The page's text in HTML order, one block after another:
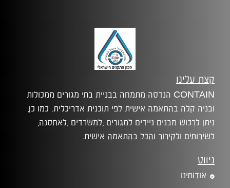
קצת עלינו
CONTAIN הנדסה מתמחה בבניית בתי מגורים ממכולות
ובניה קלה בהתאמה אישית לפי תוכנית אדריכלית. כמו כן,
ניתן לרכוש מבנים ניידים למגורים ,למשרדים ,לאחסנה,
לשירותים ולקירור והכל בהתאמה אישית.
ניווט
אודותינו